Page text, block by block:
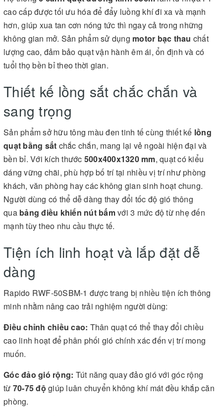
cao cấp được tối ưu hóa để đẩy luồng khí đi xa và mạnh
hơn, giúp xua tan cơn nóng tức thì ngay cả trong những
không gian mở. Sản phẩm sử dụng motor bạc thau chất
lượng cao, đảm bảo quạt vận hành êm ái, ổn định và có
tuổi thọ bền bỉ theo thời gian.
Thiết kế lồng sắt chắc chắn và
sang trọng
Sản phẩm sở hữu tông màu đen tinh tế cùng thiết kế lồng
quạt bằng sắt chắc chắn, mang lại vẻ ngoài hiện đại và
bền bỉ. Với kích thước 500x400x1320 mm, quạt có kiểu
dáng vững chãi, phù hợp bố trí tại nhiều vị trí như phòng
khách, văn phòng hay các không gian sinh hoạt chung.
Người dùng có thể dễ dàng thay đổi tốc độ gió thông
qua bảng điều khiển nút bấmvới 3 mức độ từ nhẹ đến
mạnh tùy theo nhu cầu thực tế.
Tiện ích linh hoạt và lắp đặt dễ
dàng
Rapido RWF-50SBM-1 được trang bị nhiều tiện ích thông
minh nhằm nâng cao trải nghiệm người dùng:
Điều chỉnh chiều cao: Thân quạt có thể thay đổi chiều
cao linh hoạt để phân phối gió chính xác đến vị trí mong
muốn.
Góc đảo gió rộng: Tút năng quay đảo gió với góc rộng
từ 70-75 độ giúp luân chuyển không khí mát đều khắp căn
phòng.